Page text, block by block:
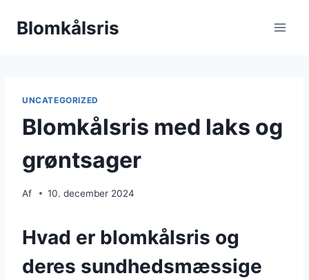
Blomkålsris
UNCATEGORIZED
Blomkålsris med laks og
grøntsager
Af 10. december 2024
Hvad er blomkålsris og
deres sundhedsmæssige